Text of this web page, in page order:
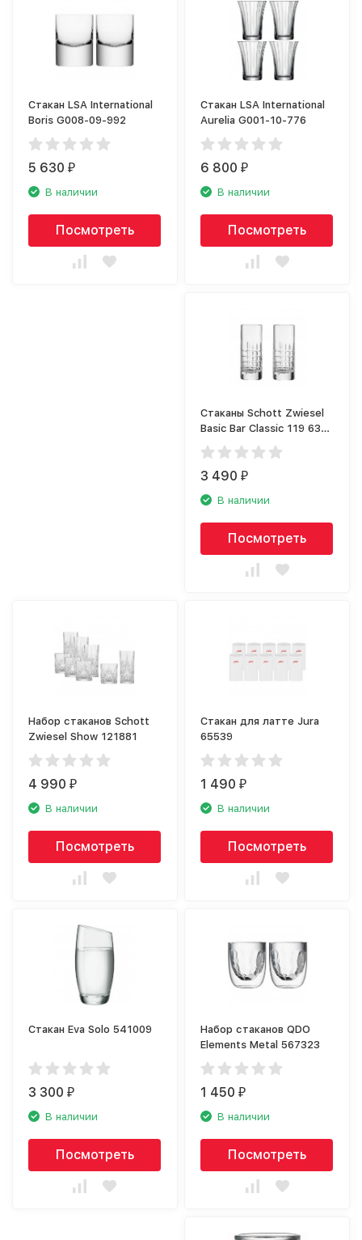
Стакан LSA International
Boris G008-09-992
5 630₽
В наличии
Посмотреть
Стакан LSA International
Aurelia G001-10-776
6 800₽
В наличии
Посмотреть
Стаканы Schott Zwiesel
Basic Bar Classic 119 639-
2
3 490₽
В наличии
Посмотреть
Набор стаканов Schott
Zwiesel Show 121881
4 990₽
В наличии
Посмотреть
Стакан для латте Jura
65539
1 490₽
В наличии
Посмотреть
Стакан Eva Solo 541009
3 300₽
В наличии
Посмотреть
Набор стаканов QDO
Elements Metal 567323
1 450₽
В наличии
Посмотреть